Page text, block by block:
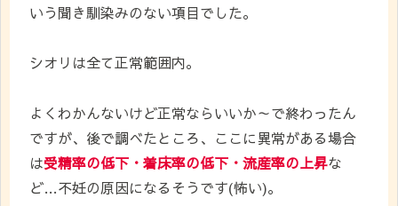
いう聞き馴染みのない項目でした。
シオリは全て正常範囲内。
よくわかんないけど正常ならいいか～で終わったん
ですが、後で調べたところ、ここに異常がある場合
は受精率の低下・着床率の低下・流産率の上昇な
ど…不妊の原因になるそうです(怖い)。